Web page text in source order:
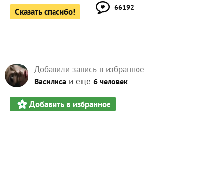
Сказать спасибо! 66192
Добавили запись в избранное
Василиса и еще 6 человек
Добавить в избранное